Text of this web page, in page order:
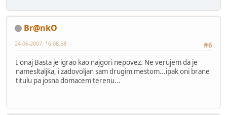
Br@nkO
#6
24-06-2007, 16:08:58
I onaj Basta je igrao kao najgori nepovez. Ne verujem da je
namesltaljka, i zadovoljan sam drugim mestom...ipak oni brane
titulu pa josna domacem terenu...